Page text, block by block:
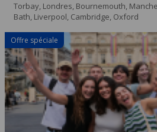
Torbay, Londres, Bournemouth,
Bath, Liverpool, Cambridge, Oxford
Offre spéciale